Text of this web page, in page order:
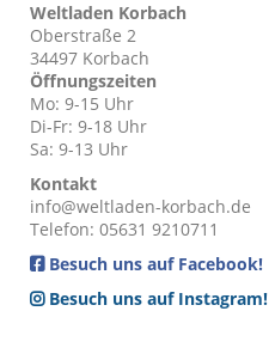
Weltladen Korbach
Oberstraße 2
34497 Korbach
Öffnungszeiten
Mo: 9-15 Uhr
Di-Fr: 9-18 Uhr
Sa: 9-13 Uhr
Kontakt
info@weltladen-korbach.de
Telefon: 05631 9210711
Besuch uns auf Facebook!
Besuch uns auf Instagram!